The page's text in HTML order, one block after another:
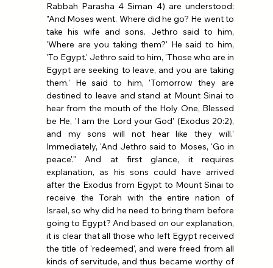
Rabbah Parasha 4 Siman 4) are understood:
"And Moses went. Where did he go? He went to
take his wife and sons. Jethro said to him,
'Where are you taking them?' He said to him,
'To Egypt.' Jethro said to him, 'Those who are in
Egypt are seeking to leave, and you are taking
them.' He said to him, 'Tomorrow they are
destined to leave and stand at Mount Sinai to
hear from the mouth of the Holy One, Blessed
be He, 'I am the Lord your God' (Exodus 20:2),
and my sons will not hear like they will.'
Immediately, 'And Jethro said to Moses, 'Go in
peace'." And at first glance, it requires
explanation, as his sons could have arrived
after the Exodus from Egypt to Mount Sinai to
receive the Torah with the entire nation of
Israel, so why did he need to bring them before
going to Egypt? And based on our explanation,
it is clear that all those who left Egypt received
the title of 'redeemed', and were freed from all
kinds of servitude, and thus became worthy of